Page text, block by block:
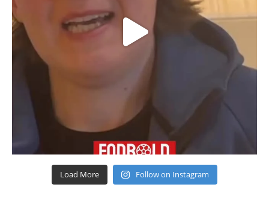
Load More Follow on Instagram